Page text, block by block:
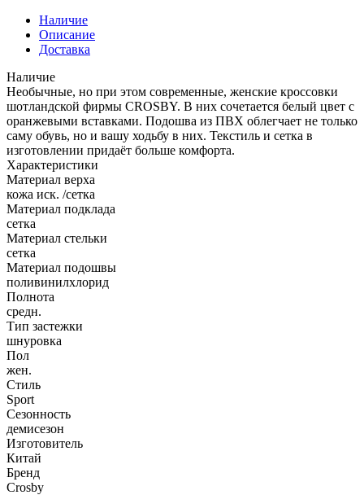
Наличие
Описание
Доставка
Наличие
Необычные, но при этом современные, женские кроссовки
шотландской фирмы CROSBY. В них сочетается белый цвет с
оранжевыми вставками. Подошва из ПВХ облегчает не только
саму обувь, но и вашу ходьбу в них. Текстиль и сетка в
изготовлении придаёт больше комфорта.
Характеристики
Материал верха
кожа иск. /сетка
Материал подклада
сетка
Материал стельки
сетка
Материал подошвы
поливинилхлорид
Полнота
средн.
Тип застежки
шнуровка
Пол
жен.
Стиль
Sport
Сезонность
демисезон
Изготовитель
Китай
Бренд
Crosby